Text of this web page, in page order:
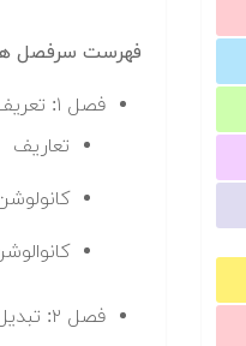
فهرست سرفصل
فصل ۱: تعریف سیستم‌های LTI و اعمال عملیات مربوط به سیستم‌های LTI بر روی سیگنال‌های ورودی
تعاریف
فصل ۲: تبدیل فوریه و پردازش سیگنال در حوزه فرکانس ۲